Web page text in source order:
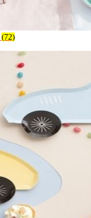
(72)